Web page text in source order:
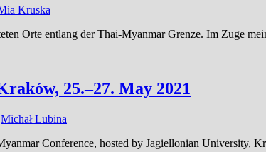
Kruska
Orte entlang der Thai-Myanmar Grenze. Im Zuge
25.–27. May 2021
Michał Lubina
Conference, hosted by Jagiellonian